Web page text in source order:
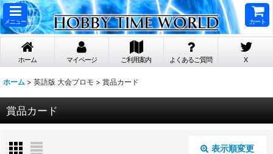
メニュー カート
ホーム マイページ ご利用案内 よくあるご質問 X
ホーム > 英語版 大会プロモ > 賞品カード
賞品カード
表示順変更